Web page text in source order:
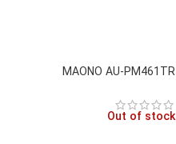
MAONO AU-PM461TR
Out of stock